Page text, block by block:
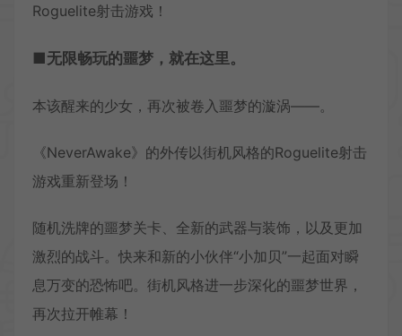
Roguelite射击游戏！
■无限畅玩的噩梦，就在这里。
本该醒来的少女，再次被卷入噩梦的漩涡——。
《NeverAwake》的外传以街机风格的Roguelite射击
游戏重新登场！
随机洗牌的噩梦关卡、全新的武器与装饰，以及更加
激烈的战斗。快来和新的小伙伴“小加贝”一起面对瞬
息万变的恐怖吧。街机风格进一步深化的噩梦世界，
再次拉开帷幕！